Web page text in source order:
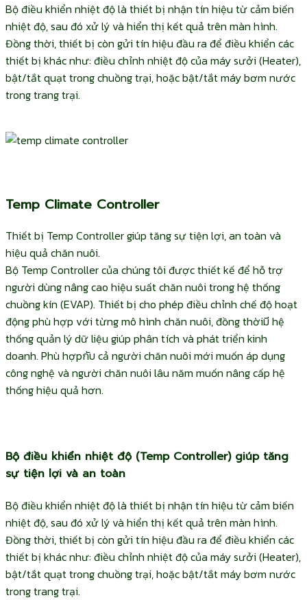
Bộ điều khiển nhiệt độ là thiết bị nhận tín hiệu từ cảm biến
nhiệt độ, sau đó xử lý và hiển thị kết quả trên màn hình.
Đồng thời, thiết bị còn gửi tín hiệu đầu ra để điều khiển các
thiết bị khác như: điều chỉnh nhiệt độ của máy sưởi (Heater),
bật/tắt quạt trong chuồng trại, hoặc bật/tắt máy bơm nước
trong trang trại.
Temp Climate Controller
Thiết bị Temp Controller giúp tăng sự tiện lợi, an toàn và
hiệu quả chăn nuôi.
Bộ Temp Controller của chúng tôi được thiết kế để hỗ trợ
người dùng nâng cao hiệu suất chăn nuôi trong hệ thống
chuồng kín (EVAP). Thiết bị cho phép điều chỉnh chế độ hoạt
động phù hợp với từng mô hình chăn nuôi, đồng thờiมี hệ
thống quản lý dữ liệu giúp phân tích và phát triển kinh
doanh. Phù hợpกับ cả người chăn nuôi mới muốn áp dụng
công nghệ và người chăn nuôi lâu năm muốn nâng cấp hệ
thống hiệu quả hơn.
Bộ điều khiển nhiệt độ (Temp Controller) giúp tăng
sự tiện lợi và an toàn
Bộ điều khiển nhiệt độ là thiết bị nhận tín hiệu từ cảm biến
nhiệt độ, sau đó xử lý và hiển thị kết quả trên màn hình.
Đồng thời, thiết bị còn gửi tín hiệu đầu ra để điều khiển các
thiết bị khác như: điều chỉnh nhiệt độ của máy sưởi (Heater),
bật/tắt quạt trong chuồng trại, hoặc bật/tắt máy bơm nước
trong trang trại.